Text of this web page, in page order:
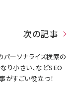
次の記事
ーソナライズ検索の
り小さい、などSEO
がすごい役立つ！